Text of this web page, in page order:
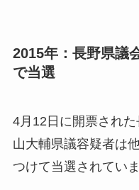
2015年：長野県議
で当選
4月12日に開票され
山大輔県議容疑者は
つけて当選されていま